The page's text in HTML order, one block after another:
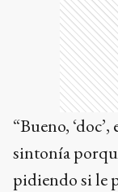
“Bueno,
sintonía
pidiendo si le